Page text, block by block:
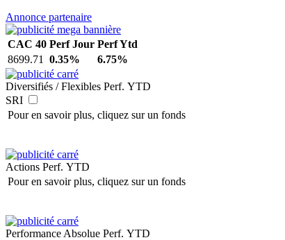
Annonce partenaire
CAC 40 Perf Jour Perf Ytd
8699.71
0.35% 6.75%
Diversifiés / Flexibles Perf. YTD
SRI
Pour en savoir plus, cliquez sur un fonds
Actions Perf. YTD
Pour en savoir plus, cliquez sur un fonds
Performance Absolue Perf. YTD